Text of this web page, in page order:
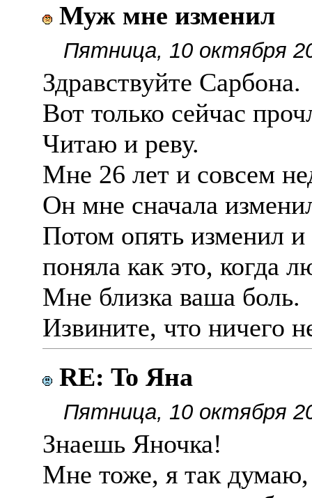
Муж мне изменил
Пятница, 10 октября
Здравствуйте Сарбона.
Вот только сейчас
Читаю и реву.
Мне 26 лет и совсем
Он мне сначала
Потом опять изменил
поняла как это, когда
Мне близка ваша боль.
Извините, что ничего
RE: To Яна
Пятница, 10 октября
Знаешь Яночка!
Мне тоже, я так